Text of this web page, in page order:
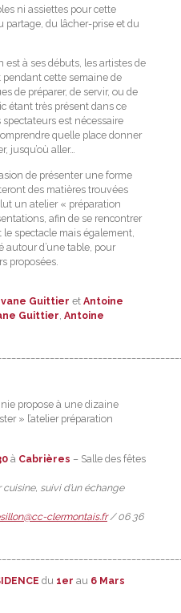
ni assiettes pour cette
partage, du lâcher-prise et du
est à ses débuts, les artistes de
pendant cette semaine de
de préparer, de servir, ou de
étant très présent dans ce
est nécessaire
quelle place donner
jusqu’où aller…
de présenter une forme
des matières trouvées
un atelier « préparation
afin de se rencontrer
spectacle mais également,
d’une table, pour
proposées.
Guittier et Antoine
Guittier Antoine
propose à une dizaine
» l’atelier préparation
à Cabrières – Salle des fêtes
cuisine, suivi d’un échange
clermontais.fr/ 06 36
du 1er au 6 Mars